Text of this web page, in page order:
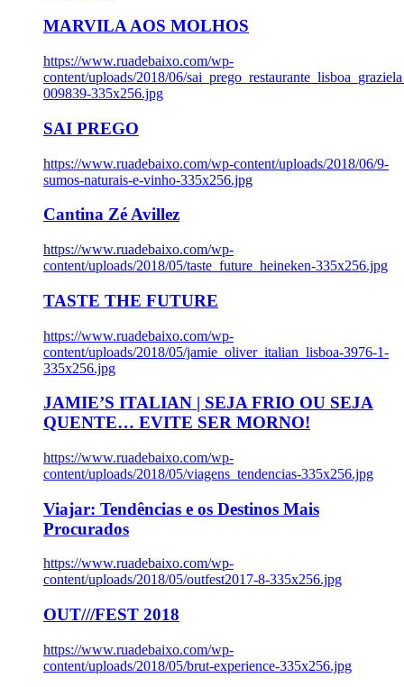
MARVILA AOS MOLHOS
https://www.ruadebaixo.com/wp-
content/uploads/2018/06/
009839-335x256.jpg
SAI PREGO
https://www.ruadebaixo.com/wp-content/uploads/2018/06/9-
sumos-naturais-e-vinho-335x256.jpg
Cantina Zé Avillez
https://www.ruadebaixo.com/wp-
content/uploads/2018/05/taste_future_heineken-335x256.jpg
TASTE THE FUTURE
https://www.ruadebaixo.com/wp-
content/uploads/2018/05/jamie_oliver_italian_lisboa-3976-1-
335x256.jpg
JAMIE’S ITALIAN | SEJA FRIO OU SEJA
QUENTE… EVITE SER MORNO!
https://www.ruadebaixo.com/wp-
content/uploads/2018/05/viagens_tendencias-335x256.jpg
Viajar: Tendências e os Destinos Mais
Procurados
https://www.ruadebaixo.com/wp-
content/uploads/2018/05/outfest2017-8-335x256.jpg
OUT///FEST 2018
https://www.ruadebaixo.com/wp-
content/uploads/2018/05/brut-experience-335x256.jpg